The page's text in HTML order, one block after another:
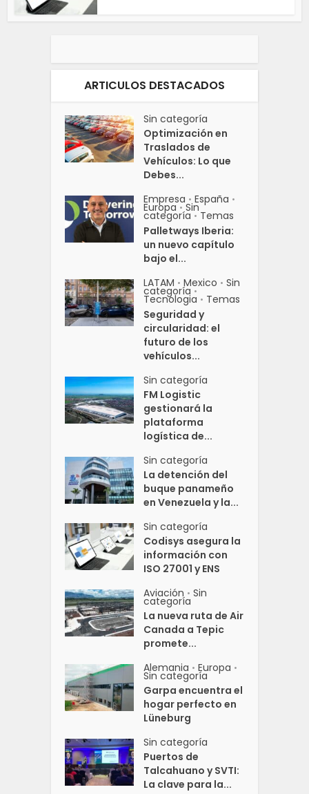
ARTICULOS DESTACADOS
Sin categoría
Optimización en
Traslados de
Vehículos: Lo que
Debes...
Empresa • España •
Europa • Sin
categoría • Temas
Palletways Iberia:
un nuevo capítulo
bajo el...
LATAM • Mexico • Sin
categoría •
Tecnologia • Temas
Seguridad y
circularidad: el
futuro de los
vehículos...
Sin categoría
FM Logistic
gestionará la
plataforma
logística de...
Sin categoría
La detención del
buque panameño
en Venezuela y la...
Sin categoría
Codisys asegura la
información con
ISO 27001 y ENS
Aviación • Sin
categoría
La nueva ruta de Air
Canada a Tepic
promete...
Alemania • Europa •
Sin categoría
Garpa encuentra el
hogar perfecto en
Lüneburg
Sin categoría
Puertos de
Talcahuano y SVTI:
La clave para la...